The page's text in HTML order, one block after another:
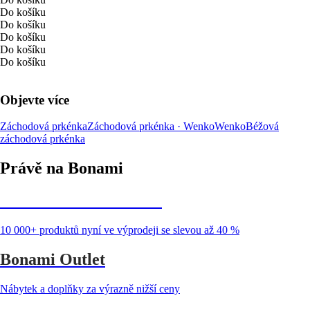
Do košíku
Do košíku
Do košíku
Do košíku
Do košíku
Objevte více
Záchodová prkénkaZáchodová prkénka · WenkoWenkoBéžová
záchodová prkénka
Právě na Bonami
10 000+ produktů nyní ve výprodeji se slevou až 40 %
Bonami Outlet
Nábytek a doplňky za výrazně nižší ceny